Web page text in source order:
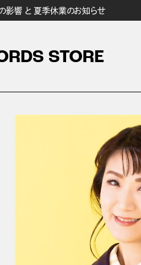
影響 と 夏季休業のお知らせ
STORE